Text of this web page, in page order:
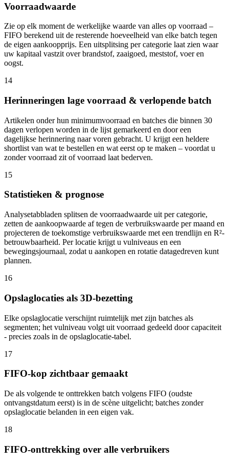
Voorraadwaarde
Zie op elk moment de werkelijke waarde van alles op voorraad –
FIFO berekend uit de resterende hoeveelheid van elke batch tegen
de eigen aankoopprijs. Een uitsplitsing per categorie laat zien waar
uw kapitaal vastzit over brandstof, zaaigoed, meststof, voer en
oogst.
14
Herinneringen lage voorraad & verlopende batch
Artikelen onder hun minimumvoorraad en batches die binnen 30
dagen verlopen worden in de lijst gemarkeerd en door een
dagelijkse herinnering naar voren gebracht. U krijgt een heldere
shortlist van wat te bestellen en wat eerst op te maken – voordat u
zonder voorraad zit of voorraad laat bederven.
15
Statistieken & prognose
Analysetabbladen splitsen de voorraadwaarde uit per categorie,
zetten de aankoopwaarde af tegen de verbruikswaarde per maand en
projecteren de toekomstige verbruikswaarde met een trendlijn en R²-
betrouwbaarheid. Per locatie krijgt u vulniveaus en een
bewegingsjournaal, zodat u aankopen en rotatie datagedreven kunt
plannen.
16
Opslaglocaties als 3D-bezetting
Elke opslaglocatie verschijnt ruimtelijk met zijn batches als
segmenten; het vulniveau volgt uit voorraad gedeeld door capaciteit
- precies zoals in de opslaglocatie-tabel.
17
FIFO-kop zichtbaar gemaakt
De als volgende te onttrekken batch volgens FIFO (oudste
ontvangstdatum eerst) is in de scène uitgelicht; batches zonder
opslaglocatie belanden in een eigen vak.
18
FIFO-onttrekking over alle verbruikers